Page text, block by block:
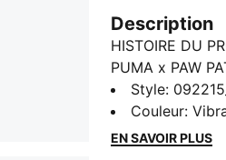
Description
HISTOIRE DU
PUMA x PAW
Les chiots de la
Land, où un
d'entrer en
Style:
Couleur:
EN SAVOIR PLUS